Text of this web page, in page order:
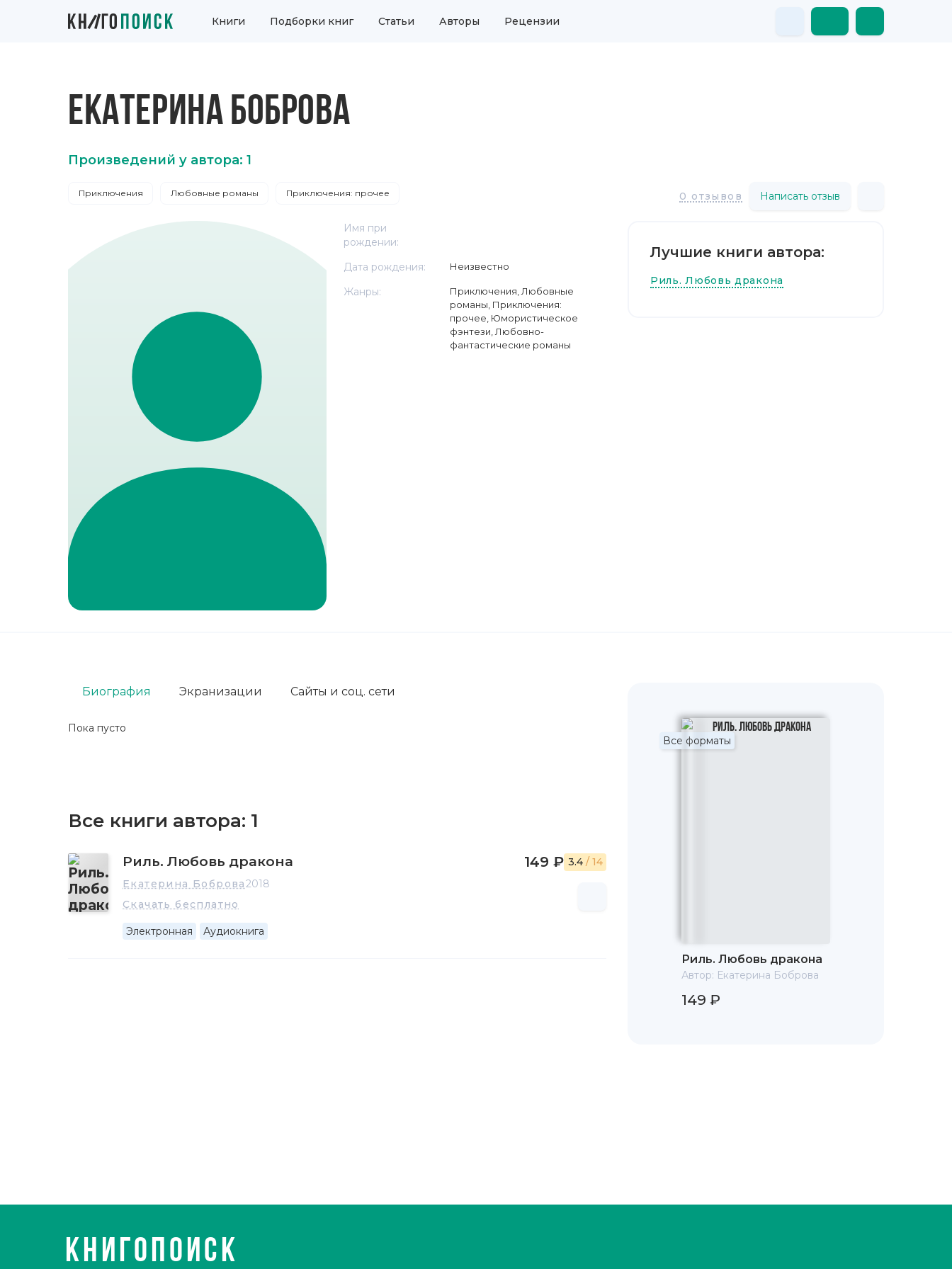
Книги Подборки книг Статьи Авторы Рецензии
ЕКАТЕРИНА БОБРОВА
Произведений у автора: 1
Приключения Любовные романы Приключения: прочее 0 отзывов Написать отзыв
Имя при
рождении:
Дата рождения:
Неизвестно
Жанры: Приключения Любовные
романы Приключения:
прочее Юмористическое
фэнтези Любовно-
фантастические романы
Лучшие книги автора:
Риль. Любовь дракона
Пока пусто
Биография Экранизации Сайты и соц. сети
Все книги автора: 1
Риль. Любовь дракона
Екатерина Боброва2018
Скачать бесплатно
Электронная Аудиокнига
149 ₽ 3.4 / 14
Все форматы
Риль. Любовь дракона
Автор: Екатерина Боброва
149 ₽
КНИГОПОИСК